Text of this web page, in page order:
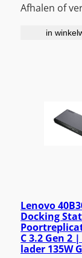
Afhalen of
in
Lenovo
Docking
C 3.2 Gen 2
lader 135W